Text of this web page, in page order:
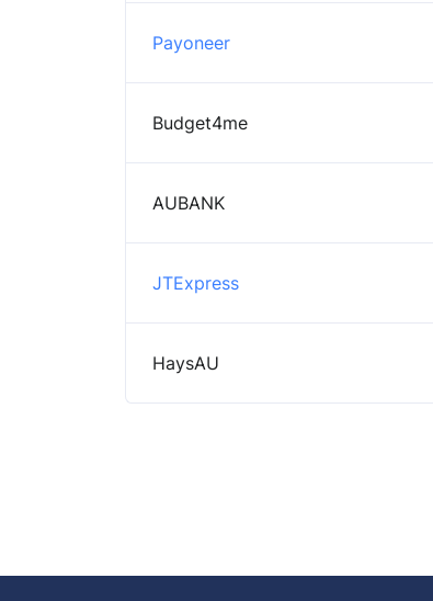
Payoneer
Budget4me
AUBANK
JTExpress
HaysAU